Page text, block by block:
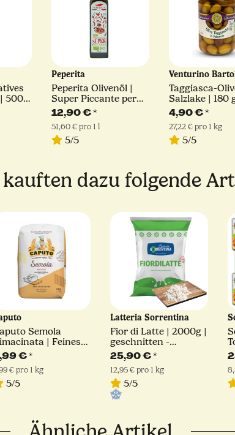
500
Peperita
Peperita Olivenöl |
Super Piccante per
Pizza
12,90 €*
51,60 € pro 1 l
5/5
Venturino
Taggiasca-
Salzlake | 180
4,90 €*
27,22 € pro 1 kg
5/5
dazu folgende
Semola
| Feines
| 1kg
€*
€ pro 1 kg
5/5
Latteria Sorrentina
Fior di Latte | 2000g |
geschnitten -
Julienne Schnitt |
Latteria Sorrentina
25,90 €*
12,95 € pro 1 kg
5/5